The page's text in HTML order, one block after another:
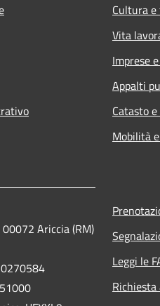
Cultura
Vita
Imprese
Appalti
Catasto
Mobilità
00072 Ariccia (RM)
Leggi le